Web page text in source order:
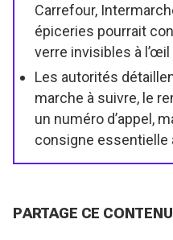
Carrefour,
épiceries pourrait
verre invisibles à l’œil
Les autorités
marche à suivre, le
un numéro d’appel,
consigne essentielle
PARTAGE CE CONTENU